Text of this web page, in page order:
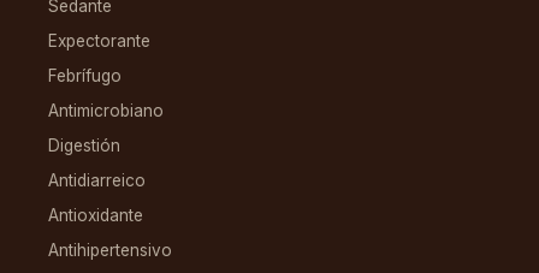
Sedante
Expectorante
Febrífugo
Antimicrobiano
Digestión
Antidiarreico
Antioxidante
Antihipertensivo